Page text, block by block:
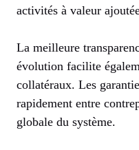
activités à valeur
La meilleure
évolution facilite
collatéraux. Les
rapidement entre
globale du système.